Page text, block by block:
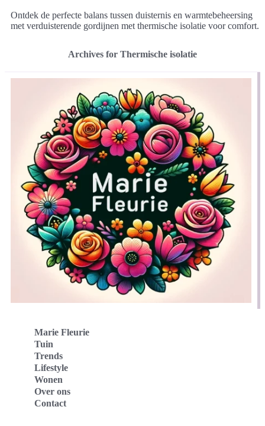
Ontdek de perfecte balans tussen duisternis en warmtebeheersing
met verduisterende gordijnen met thermische isolatie voor comfort.
Archives for Thermische isolatie
Marie Fleurie
Tuin
Trends
Lifestyle
Wonen
Over ons
Contact